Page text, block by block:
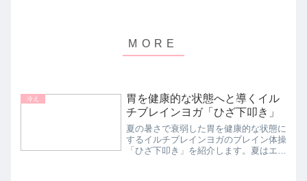
冷え
胃を健康的な状態へと導くイル
チブレインヨガ「ひざ下叩き」
夏の暑さで衰弱した胃を健康的な状態に
するイルチブレインヨガのブレイン体操
「ひざ下叩き」を紹介します。夏はエア